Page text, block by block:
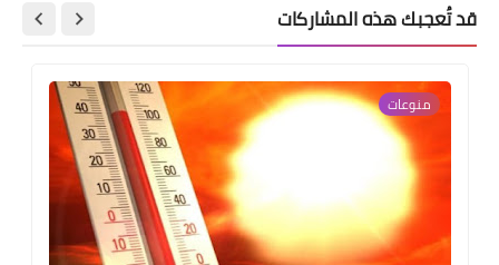
قد تُعجبك هذه المشاركات
منوعات